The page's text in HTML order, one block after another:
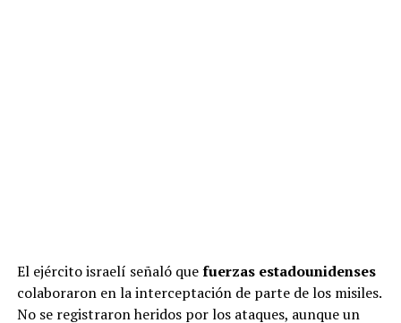
El ejército israelí señaló quefuerzas estadounidenses
colaboraron en la interceptación de parte de los misiles.
No se registraron heridos por los ataques, aunque un